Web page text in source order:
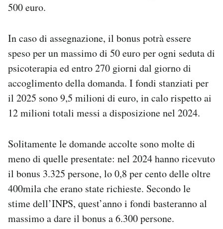
500 euro.
In caso di assegnazione, il bonus potrà essere
speso per un massimo di 50 euro per ogni seduta di
psicoterapia ed entro 270 giorni dal giorno di
accoglimento della domanda. I fondi stanziati per
il 2025 sono 9,5 milioni di euro, in calo rispetto ai
12 milioni totali messi a disposizione nel 2024.
Solitamente le domande accolte sono molte di
meno di quelle presentate: nel 2024 hanno ricevuto
il bonus 3.325 persone, lo 0,8 per cento delle oltre
400mila che erano state richieste. Secondo le
stime dell’INPS, quest’anno i fondi basteranno al
massimo a dare il bonus a 6.300 persone.